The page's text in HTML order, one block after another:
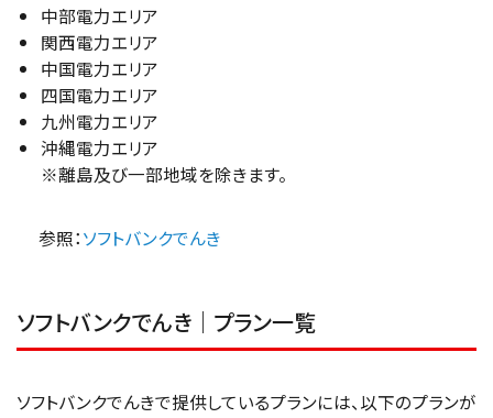
中部電力エリア
関西電力エリア
中国電力エリア
四国電力エリア
九州電力エリア
沖縄電力エリア
※離島及び一部地域を除きます。
参照：ソフトバンクでんき
ソフトバンクでんき｜プラン一覧
ソフトバンクでんきで提供しているプランには、以下のプランが